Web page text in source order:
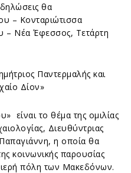
θα
– Κονταριώτισσα
– Νέα Έφεσσος, Τετάρτη
Παντερμαλής και
Δίον»
είναι το θέμα της ομιλίας
Διευθύντριας
η οποία θα
κοινωνικής παρουσίας
πόλη των Μακεδόνων.